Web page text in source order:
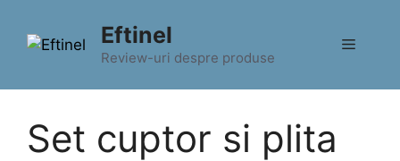
conținut
Eftinel
Review-uri despre produse
Meniu
Set cuptor si plita